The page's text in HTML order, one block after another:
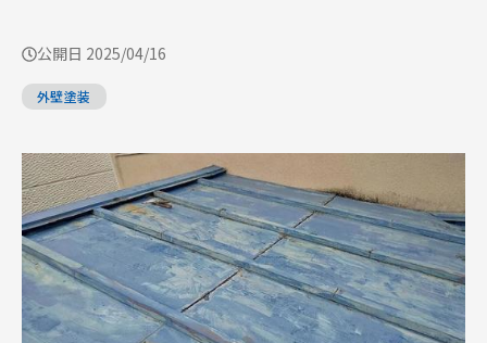
公開日 2025/04/16
外壁塗装